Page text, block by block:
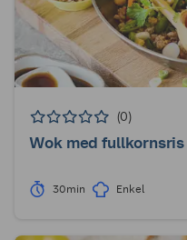
(0)
Wok med fullkornsris
30min Enkel